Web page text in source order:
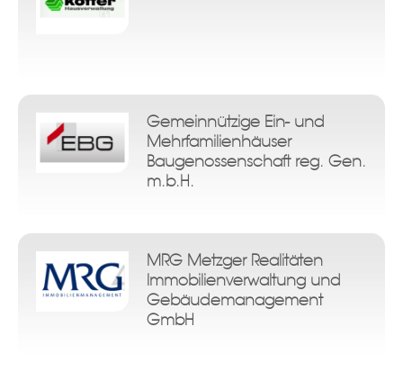
Gemeinnützige Ein- und
Mehrfamilienhäuser
Baugenossenschaft reg. Gen.
m.b.H.
MRG Metzger Realitäten
Immobilienverwaltung und
Gebäudemanagement
GmbH